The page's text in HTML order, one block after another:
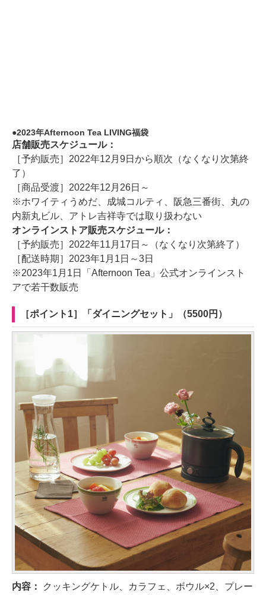
2023年Afternoon Tea LIVING福袋
店舗販売スケジュール：
［予約販売］2022年12月9日から順次（なくなり次第終
了）
［商品受渡］2022年12月26日～
※ホワイティうめだ、成城コルティ、阪急三番街、丸の
内新丸ビル、アトレ吉祥寺では取り扱わない
オンラインストア販売スケジュール：
［予約販売］2022年11月17日～（なくなり次第終了）
［配送時期］2023年1月1日～3日
※2023年1月1日「Afternoon Tea」公式オンラインスト
アで若干数販売
［ポイント1］「ダイニングセット」（5500円）
内容：
クッキングケトル、カラフェ、ボウル×2、プレー